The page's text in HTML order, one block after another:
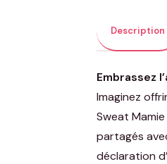
Description
Embrassez
Imaginez
Sweat
partagés
déclaration